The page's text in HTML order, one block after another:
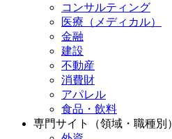
コンサルティング
医療（メディカル）
金融
建設
不動産
消費財
アパレル
食品・飲料
専門サイト（領域・職種別）